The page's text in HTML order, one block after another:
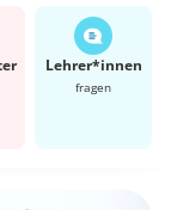
Lehrer*​innen
fragen